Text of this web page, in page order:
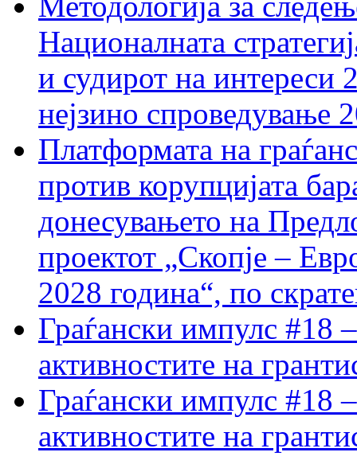
Националната
и судирот на интереси
нејзино спроведување
Платформата на
против корупцијата
донесувањето на
проектот „Скопје –
2028 година“, по
Граѓански импулс #18
активностите на
Граѓански импулс #18
активностите на